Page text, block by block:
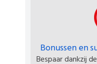
Bonussen en
Bespaar dankzij